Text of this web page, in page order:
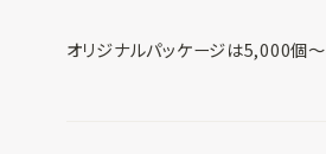
オリジナルパッケージは5,000個～